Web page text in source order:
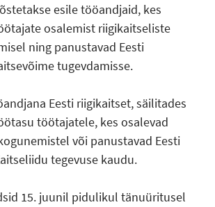
esile tööandjaid, kes
osalemist riigikaitseliste
ning panustavad Eesti
tugevdamisse.
Eesti riigikaitset, säilitades
töötajatele, kes osalevad
või panustavad Eesti
tegevuse kaudu.
15. juunil pidulikul tänuüritusel